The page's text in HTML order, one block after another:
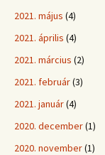
2021. május (4)
2021. április (4)
2021. március (2)
2021. február(3)
2021. január(4)
2020. december(1)
2020. november(1)